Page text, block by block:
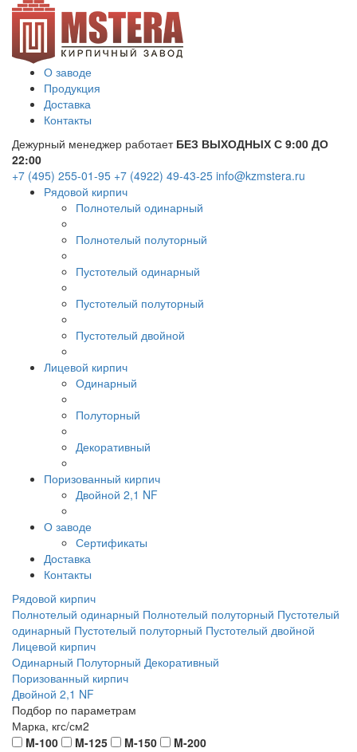
О заводе
Продукция
Доставка
Контакты
Дежурный менеджер работает БЕЗ ВЫХОДНЫХ С 9:00 ДО
22:00
+7 (495) 255-01-95 +7 (4922) 49-43-25 info@kzmstera.ru
Рядовой кирпич
Полнотелый одинарный
Полнотелый полуторный
Пустотелый одинарный
Пустотелый полуторный
Пустотелый двойной
Лицевой кирпич
Одинарный
Полуторный
Декоративный
Поризованный кирпич
Двойной 2,1 NF
О заводе
Сертификаты
Доставка
Контакты
Рядовой кирпич
Полнотелый одинарный Полнотелый полуторный Пустотелый
одинарный Пустотелый полуторный Пустотелый двойной
Лицевой кирпич
Одинарный Полуторный Декоративный
Поризованный кирпич
Двойной 2,1 NF
Подбор по параметрам
Марка, кгс/см2
M-100
M-125 M-150
M-200